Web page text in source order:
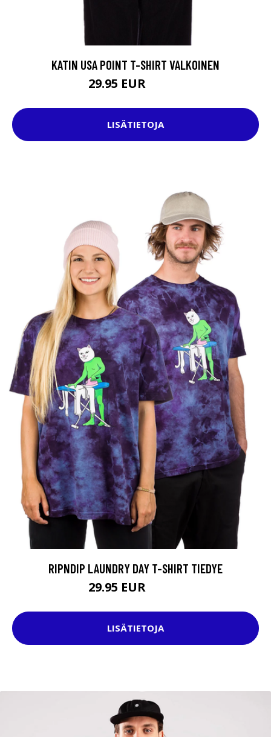
KATIN USA POINT T-SHIRT VALKOINEN
29.95 EUR
LISÄTIETOJA
RIPNDIP LAUNDRY DAY T-SHIRT TIEDYE
29.95 EUR
LISÄTIETOJA